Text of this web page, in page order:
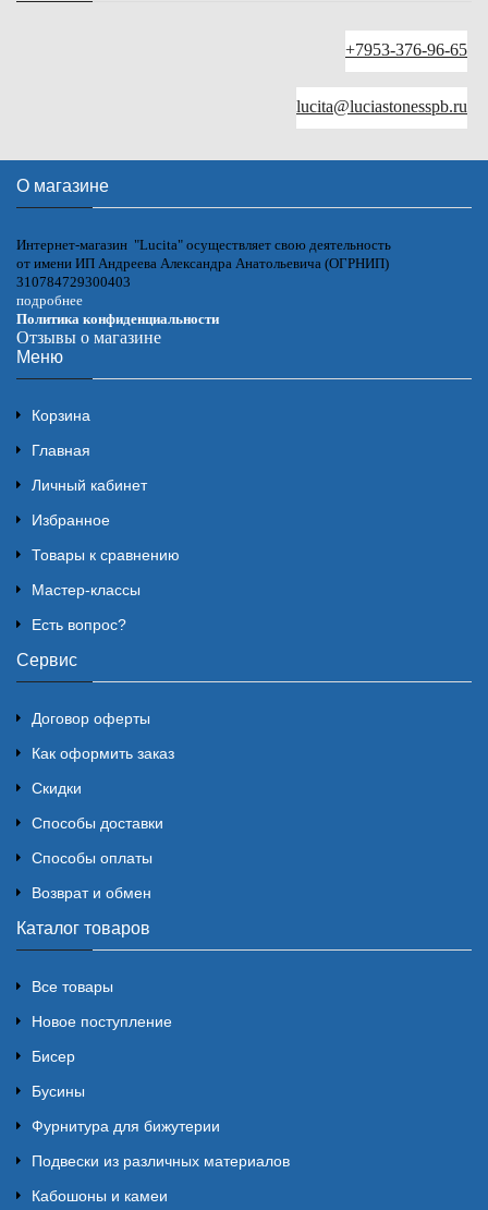
+7953-376-96-65
lucita@luciastonesspb.ru
О магазине
Интернет-магазин "Lucita" осуществляет свою деятельность
от имени ИП Андреева Александра Анатольевича (ОГРНИП)
310784729300403
подробнее
Политика конфиденциальности
Отзывы о магазине
Меню
Корзина
Главная
Личный кабинет
Избранное
Товары к сравнению
Мастер-классы
Есть вопрос?
Сервис
Договор оферты
Как оформить заказ
Скидки
Способы доставки
Способы оплаты
Возврат и обмен
Каталог товаров
Все товары
Новое поступление
Бисер
Бусины
Фурнитура для бижутерии
Подвески из различных материалов
Кабошоны и камеи